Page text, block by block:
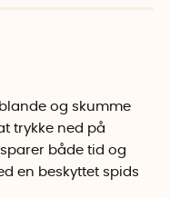
og skumme
trykke ned på
både tid og
en beskyttet spids